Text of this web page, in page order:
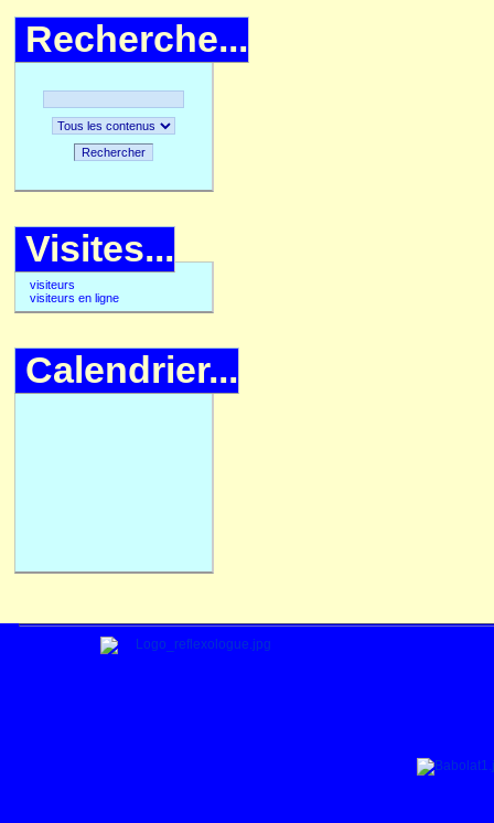
Recherche...
Rechercher
Visites...
visiteurs
visiteurs en ligne
Calendrier...